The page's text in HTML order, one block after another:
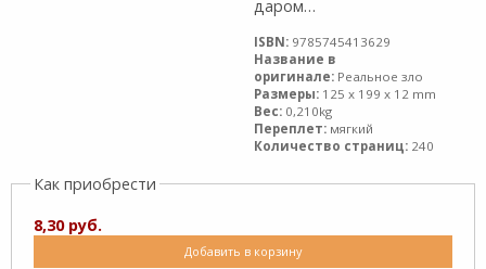
даром…
ISBN: 9785745413629
Название в
оригинале: Реальное зло
Размеры: 125 x 199 x 12 mm
Вес: 0,210kg
Переплет: мягкий
Количество страниц: 240
Как приобрести
8,30 руб.
Добавить в корзину